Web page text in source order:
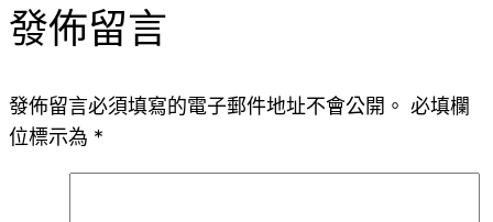
發佈留言
發佈留言必須填寫的電子郵件地址不會公開。 必填欄
位標示為 *